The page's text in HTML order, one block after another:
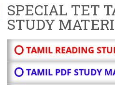
SPECIAL TET
STUDY
⭕ TAMIL READING
⭕ TAMIL PDF STUDY